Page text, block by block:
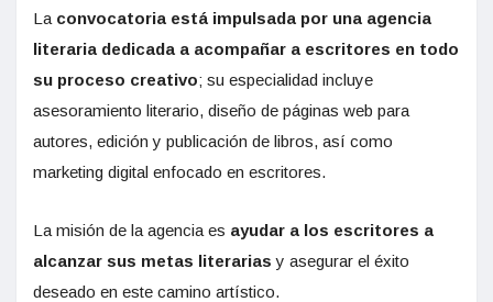
La convocatoria está impulsada por una agencia
literaria dedicada a acompañar a escritores en todo
su proceso creativo; su especialidad incluye
asesoramiento literario, diseño de páginas web para
autores, edición y publicación de libros, así como
marketing digital enfocado en escritores.
La misión de la agencia es ayudar a los escritores a
alcanzar sus metas literariasy asegurar el éxito
deseado en este camino artístico.